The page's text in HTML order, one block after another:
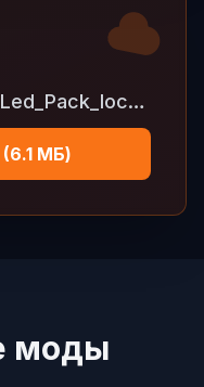
Luca_mihai_Flag_Led_Pack_locked.zip
МБ)
моды